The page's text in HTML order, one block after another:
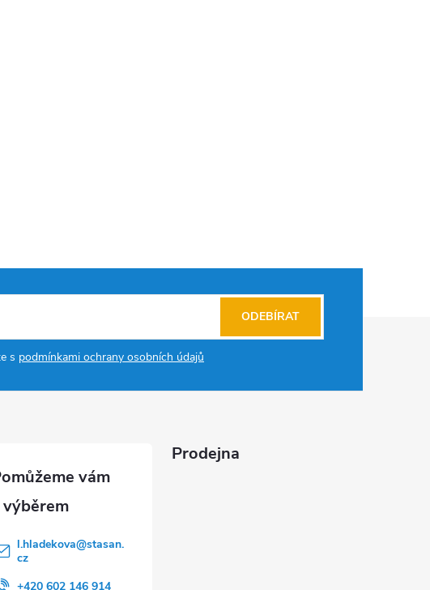
s podmínkami ochrany osobních údajů
ODEBÍRAT
l.hladekova@stasan.
cz
+420 602 146 914
Prodejna